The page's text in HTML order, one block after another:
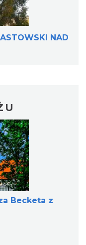
NAD
Becketa z